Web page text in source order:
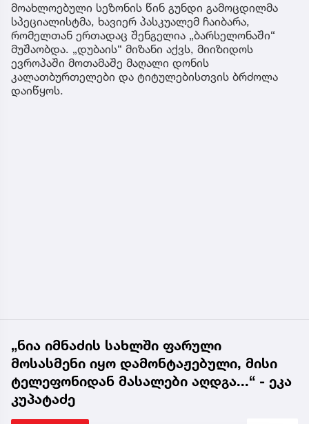
მოახლოებული სეზონის წინ გუნდი გამოცდილმა
სპეციალისტმა, ხავიერ პასკუალემ ჩაიბარა,
რომელთან ერთადაც შენგელია „ბარსელონაში“
მუშაობდა. „დუბაის“ მიზანი აქვს, მიიზიდოს
ევროპაში მოთამაშე მაღალი დონის
კალათბურთელები და ტიტულებისთვის ბრძოლა
დაიწყოს.
„ნია იმნაძის სახლში ფარული
მოსასმენი იყო დამონტაჟებული, მისი
ტელეფონიდან მასალები აღდგა...“ - ეკა
კუპატაძე